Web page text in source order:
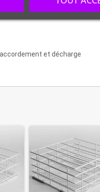
et décharge